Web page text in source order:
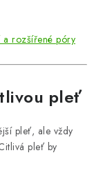
a rozšířené póry
pleť
pleť, ale vždy
pleť by